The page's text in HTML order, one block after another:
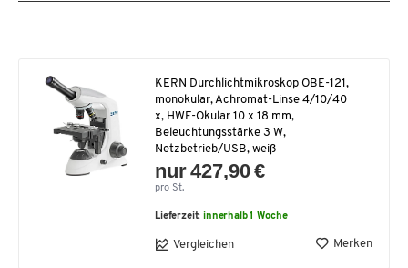
KERN Durchlichtmikroskop OBE-121,
monokular, Achromat-Linse 4/10/40
x, HWF-Okular 10 x 18 mm,
Beleuchtungsstärke 3 W,
Netzbetrieb/USB, weiß
nur 427,90 €
pro St.
Lieferzeit:innerhalb 1 Woche
Vergleichen Merken